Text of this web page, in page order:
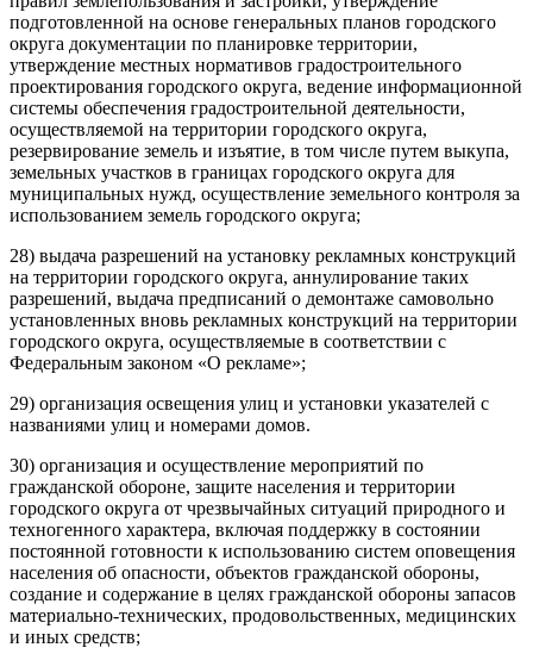
подготовленной на основе генеральных планов городского
округа документации по планировке территории,
утверждение местных нормативов градостроительного
проектирования городского округа, ведение информационной
системы обеспечения градостроительной деятельности,
осуществляемой на территории городского округа,
резервирование земель и изъятие, в том числе путем выкупа,
земельных участков в границах городского округа для
муниципальных нужд, осуществление земельного контроля за
использованием земель городского округа;
28) выдача разрешений на установку рекламных конструкций
на территории городского округа, аннулирование таких
разрешений, выдача предписаний о демонтаже самовольно
установленных вновь рекламных конструкций на территории
городского округа, осуществляемые в соответствии с
Федеральным законом «О рекламе»;
29) организация освещения улиц и установки указателей с
названиями улиц и номерами домов.
30) организация и осуществление мероприятий по
гражданской обороне, защите населения и территории
городского округа от чрезвычайных ситуаций природного и
техногенного характера, включая поддержку в состоянии
постоянной готовности к использованию систем оповещения
населения об опасности, объектов гражданской обороны,
создание и содержание в целях гражданской обороны запасов
материально-технических, продовольственных, медицинских
и иных средств;